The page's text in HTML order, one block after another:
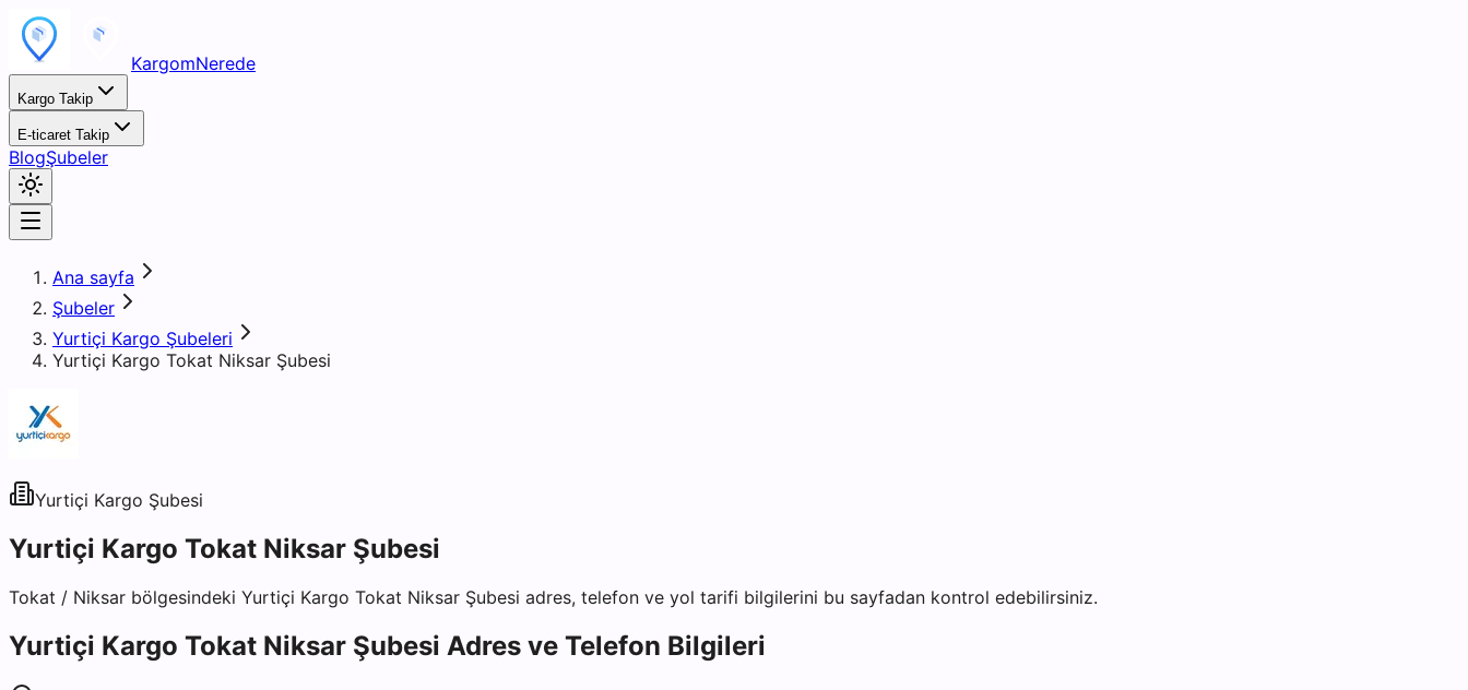
KargomNerede
Kargo Takip
E-ticaret Takip
BlogŞubeler
Ana sayfa
Şubeler
Yurtiçi Kargo Şubeleri
Yurtiçi Kargo Tokat Niksar Şubesi
Yurtiçi Kargo Şubesi
Yurtiçi Kargo Tokat Niksar Şubesi
Tokat / Niksar bölgesindeki Yurtiçi Kargo Tokat Niksar Şubesi adres, telefon ve yol tarifi bilgilerini bu sayfadan kontrol edebilirsiniz.
Yurtiçi Kargo Tokat Niksar Şubesi Adres ve Telefon Bilgileri